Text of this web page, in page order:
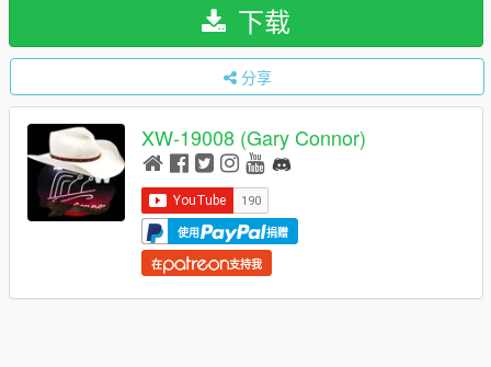
下载
分享
XW-19008 (Gary Connor)
使用 捐赠
在 支持我